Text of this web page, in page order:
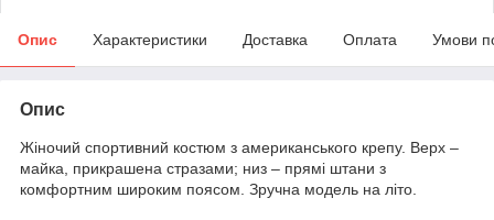
Опис Характеристики Доставка Оплата Умови
Опис
Жіночий спортивний костюм з американського крепу. Верх –
майка, прикрашена стразами; низ – прямі штани з
комфортним широким поясом. Зручна модель на літо.